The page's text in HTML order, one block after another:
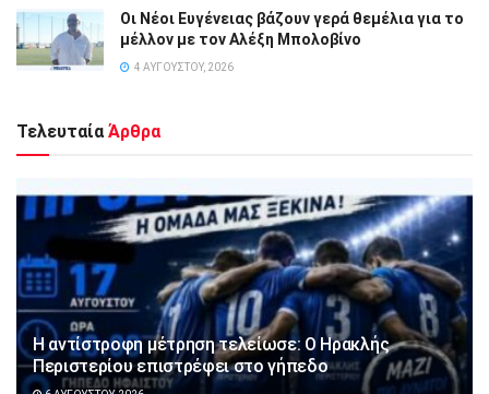
Οι Νέοι Ευγένειας βάζουν γερά θεμέλια για το
μέλλον με τον Αλέξη Μπολοβίνο
4 ΑΥΓΟΎΣΤΟΥ, 2026
Τελευταία Άρθρα
Η αντίστροφη μέτρηση τελείωσε: Ο Ηρακλής
Περιστερίου επιστρέφει στο γήπεδο